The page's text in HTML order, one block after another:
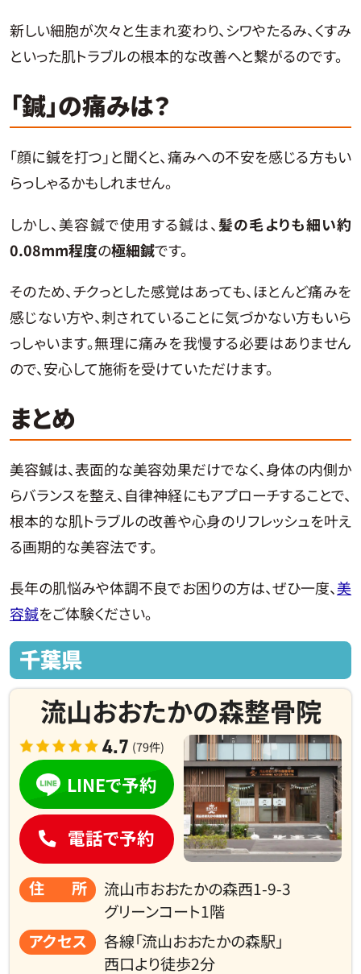
新しい細胞が次々と生まれ変わり、シワやたるみ、くすみ
といった肌トラブルの根本的な改善へと繋がるのです。
「鍼」の痛みは？
「顔に鍼を打つ」と聞くと、痛みへの不安を感じる方もい
らっしゃるかもしれません。
しかし、美容鍼で使用する鍼は、 髪の毛よりも細い約
0.08mm程度の極細鍼です。
そのため、チクっとした感覚はあっても、ほとんど痛みを
感じない方や、刺されていることに気づかない方もいら
っしゃいます。無理に痛みを我慢する必要はありません
ので、安心して施術を受けていただけます。
まとめ
美容鍼は、表面的な美容効果だけでなく、身体の内側か
らバランスを整え、自律神経にもアプローチすることで、
根本的な肌トラブルの改善や心身のリフレッシュを叶え
る画期的な美容法です。
長年の肌悩みや体調不良でお困りの方は、ぜひ一度、美
容鍼をご体験ください。
千葉県
流山おおたかの森整骨院
4.7 (79件)
住所
流山市おおたかの森西1-9-3
グリーンコート1階
アクセス
各線「流山おおたかの森駅」
西口より徒歩2分
LINEで予約
電話で予約